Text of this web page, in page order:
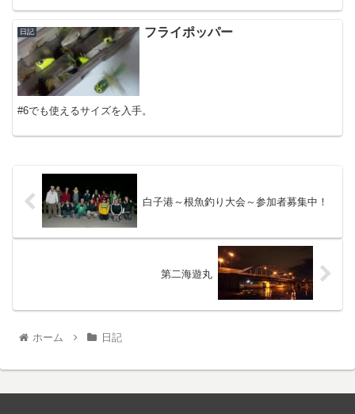
日記 フライポッパー
#6でも使えるサイズを入手。
白子港～根魚釣り大会～参加者募集中！
第二海遊丸
ホーム 日記